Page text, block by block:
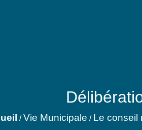
/Vie Municipale / Le conseil